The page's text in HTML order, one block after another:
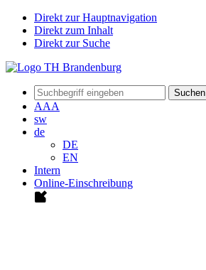
Direkt zur Hauptnavigation
Direkt zum Inhalt
Direkt zur Suche
Suchen
AAA
sw
de
DE
EN
Intern
Online-Einschreibung